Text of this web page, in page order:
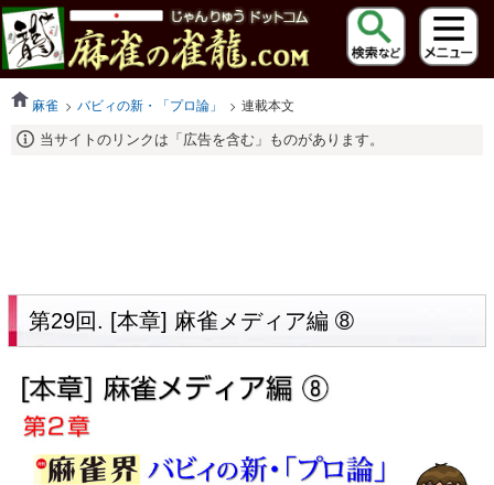
麻雀 バビィの新・「プロ論」 連載本文
当サイトのリンクは「広告を含む」ものがあります。
第29回. [本章] 麻雀メディア編 ➇